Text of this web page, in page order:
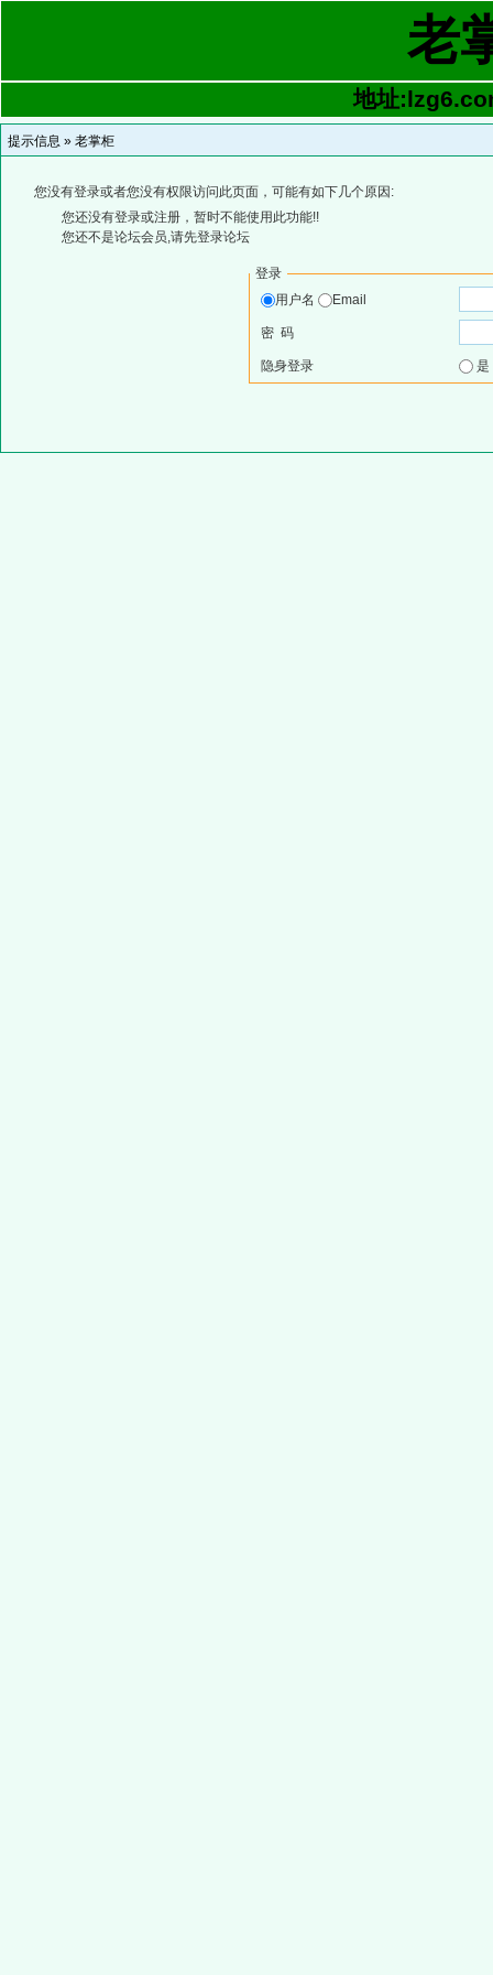
老
地址
提示信息 » 老掌柜
您没有登录或者您没有权限访问此页面，可能有如下几个原因:
您还没有登录或注册，暂时不能使用此功能!!
您还不是论坛会员,请先登录论坛
登录
用户名
Email
密 码
隐身登录